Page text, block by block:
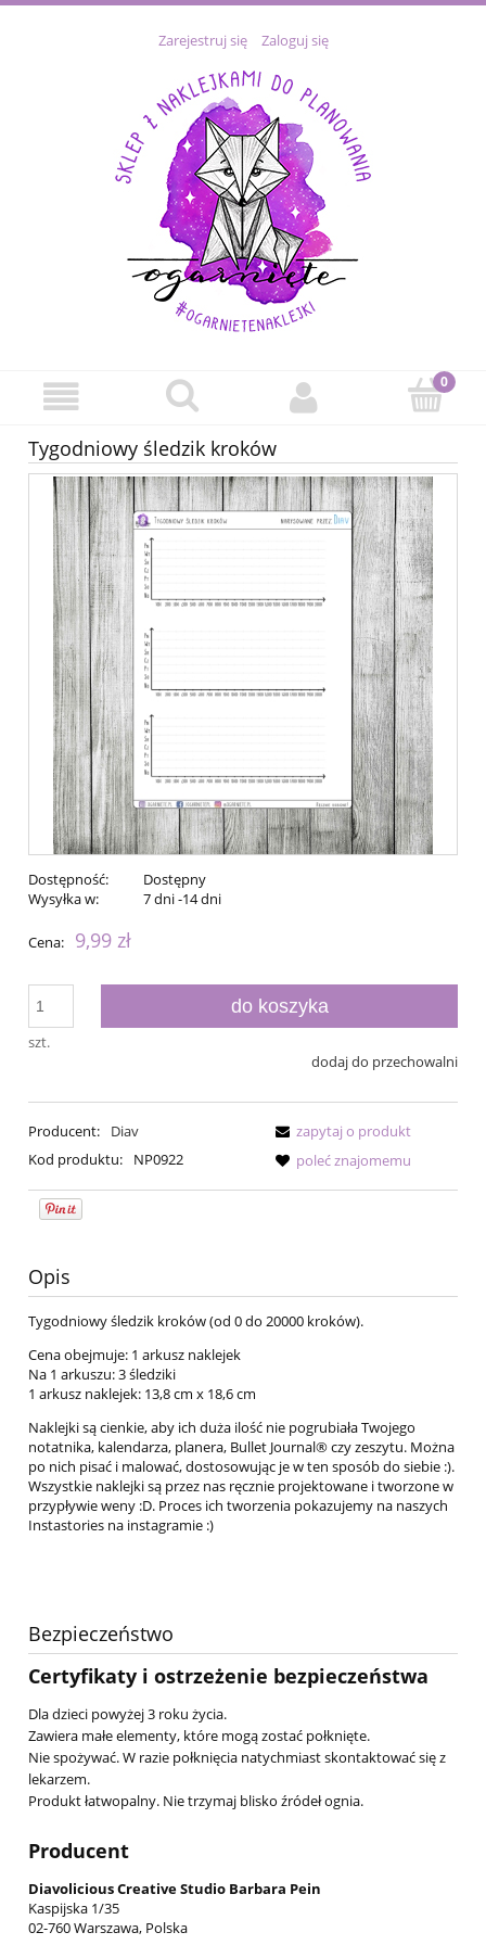
Zarejestruj się Zaloguj się
Tygodniowy śledzik kroków
Dostępność:
Dostępny
Wysyłka w:
7 dni -14 dni
Cena: 9,99 zł
szt.
do koszyka
dodaj do przechowalni
Producent:
Diav
Kod produktu:
NP0922
zapytaj o produkt
poleć znajomemu
Opis
Tygodniowy śledzik kroków (od 0 do 20000 kroków).
Cena obejmuje: 1 arkusz naklejek
Na 1 arkuszu: 3 śledziki
1 arkusz naklejek: 13,8 cm x 18,6 cm
Naklejki są cienkie, aby ich duża ilość nie pogrubiała Twojego
notatnika, kalendarza, planera, Bullet Journal® czy zeszytu. Można
po nich pisać i malować, dostosowując je w ten sposób do siebie :).
Wszystkie naklejki są przez nas ręcznie projektowane i tworzone w
przypływie weny :D. Proces ich tworzenia pokazujemy na naszych
Instastories na instagramie :)
Bezpieczeństwo
Certyfikaty i ostrzeżenie bezpieczeństwa
Dla dzieci powyżej 3 roku życia.
Zawiera małe elementy, które mogą zostać połknięte.
Nie spożywać. W razie połknięcia natychmiast skontaktować się z
lekarzem.
Produkt łatwopalny. Nie trzymaj blisko źródeł ognia.
Producent
Diavolicious Creative Studio Barbara Pein
Kaspijska 1/35
02-760 Warszawa, Polska